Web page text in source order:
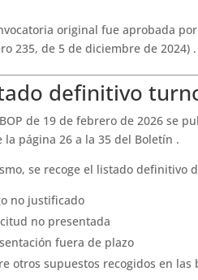
original fue aprobada
235, de 5 de diciembre de 2024) .
definitivo
de 19 de febrero de 2026 se
la página 26 a la 35 del Boletín .
se recoge el listado definitivo
no justificado
no presentada
fuera de plazo
otros supuestos recogidos en las